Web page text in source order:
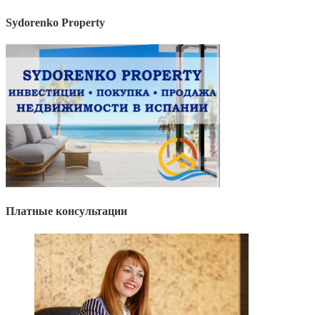
Sydorenko Property
Платные консультации